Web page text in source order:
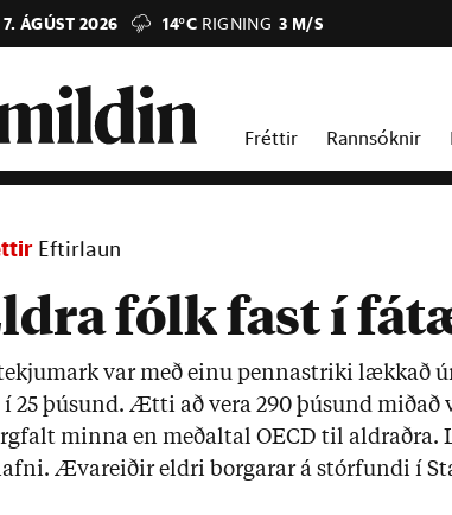
ÁGÚST 2026 14°C RIGNING 3 M/S
Fréttir Rannsóknir
Eftirlaun
fólk fast í
var með einu penn­astriki lækk­að
í 25 þús­und. Ætti að vera 290 þús­und
minna en með­al­tal OECD til
Æv­areið­ir eldri borg­ar­ar á stór­fundi í